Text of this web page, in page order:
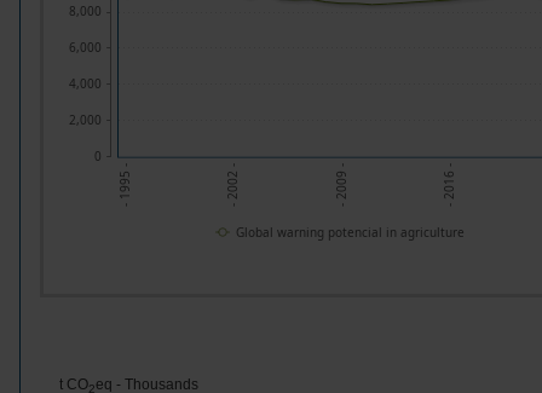
- 1995 - - 2002 - - 2009 - - 2016 -
0
2,000
4,000
6,000
8,000
Global warning potencial in agriculture
t CO2eq - Thousands